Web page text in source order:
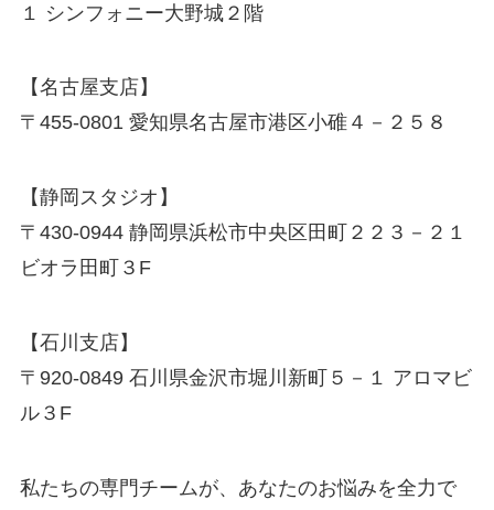
１ シンフォニー大野城２階
【名古屋支店】
〒455-0801 愛知県名古屋市港区小碓４－２５８
【静岡スタジオ】
〒430-0944 静岡県浜松市中央区田町２２３－２１
ビオラ田町３F
【石川支店】
〒920-0849 石川県金沢市堀川新町５－１ アロマビ
ル３F
私たちの専門チームが、あなたのお悩みを全力で